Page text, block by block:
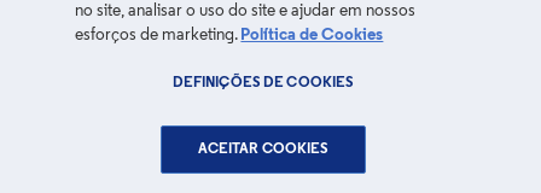
no site, analisar o uso do site e ajudar em nossos
esforços de marketing. Política de Cookies
DEFINIÇÕES DE COOKIES
ACEITAR COOKIES